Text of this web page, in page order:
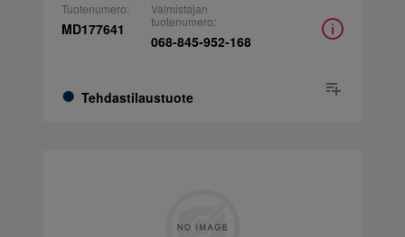
Tuotenumero:
MD177641
Tehdastilaustuote
Valmistajan
tuotenumero:
068-845-952-168